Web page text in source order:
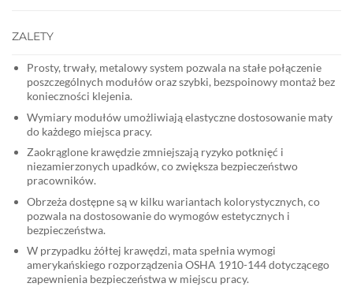
ZALETY
Prosty, trwały, metalowy system pozwala na stałe połączenie
poszczególnych modułów oraz szybki, bezspoinowy montaż bez
konieczności klejenia.
Wymiary modułów umożliwiają elastyczne dostosowanie maty
do każdego miejsca pracy.
Zaokrąglone krawędzie zmniejszają ryzyko potknięć i
niezamierzonych upadków, co zwiększa bezpieczeństwo
pracowników.
Obrzeża dostępne są w kilku wariantach kolorystycznych, co
pozwala na dostosowanie do wymogów estetycznych i
bezpieczeństwa.
W przypadku żółtej krawędzi, mata spełnia wymogi
amerykańskiego rozporządzenia OSHA 1910-144 dotyczącego
zapewnienia bezpieczeństwa w miejscu pracy.